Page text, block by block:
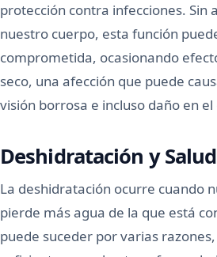
protección contra infecciones. Sin
nuestro cuerpo, esta función
comprometida, ocasionando
seco, una afección que puede
visión borrosa e incluso daño en
Deshidratación y
La deshidratación ocurre cuando
pierde más agua de la que está
puede suceder por varias